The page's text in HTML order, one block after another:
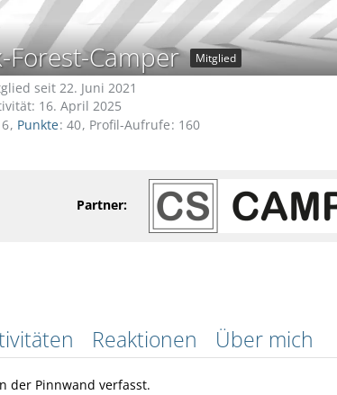
Forest-Camper Mitglied
seit 22. Juni 2021
16. April 2025
6 Punkte 40 Profil-Aufrufe 160
Partner:
Reaktionen Über mich
der Pinnwand verfasst.